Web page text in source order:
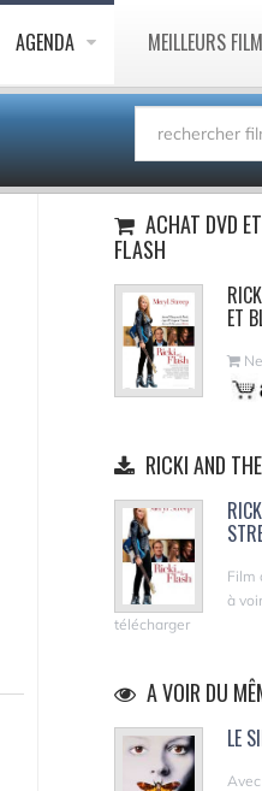
AGENDA MEILLEURS
ACHAT DVD
FLASH
ET
RICKI AND
Film
à
télécharger
A VOIR DU
LE